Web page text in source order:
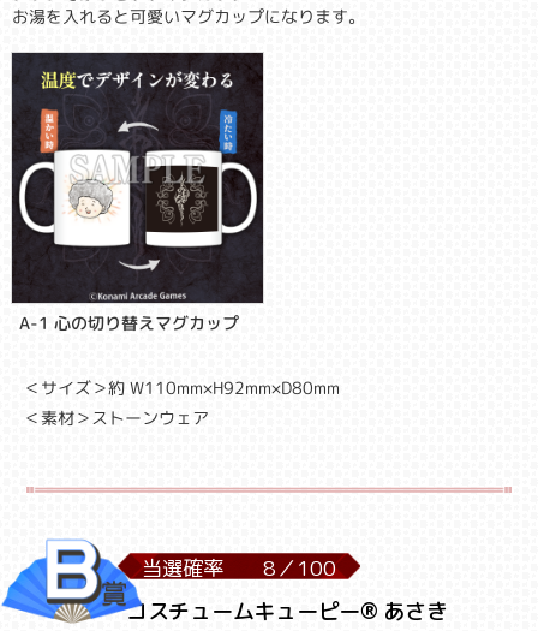
お湯を入れると可愛いマグカップになります。
A-1 心の切り替えマグカップ
＜サイズ＞約 W110mm×H92mm×D80mm
＜素材＞ストーンウェア
当選確率 8／100
コスチュームキューピー® あさき